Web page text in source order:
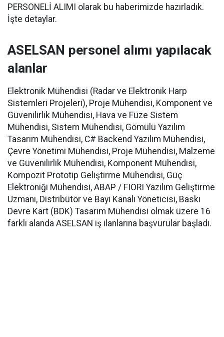
PERSONELİ ALIMI olarak bu haberimizde hazırladık.
İşte detaylar.
ASELSAN personel alımı yapılacak
alanlar
Elektronik Mühendisi (Radar ve Elektronik Harp
Sistemleri Projeleri), Proje Mühendisi, Komponent ve
Güvenilirlik Mühendisi, Hava ve Füze Sistem
Mühendisi, Sistem Mühendisi, Gömülü Yazılım
Tasarım Mühendisi, C# Backend Yazılım Mühendisi,
Çevre Yönetimi Mühendisi, Proje Mühendisi, Malzeme
ve Güvenilirlik Mühendisi, Komponent Mühendisi,
Kompozit Prototip Geliştirme Mühendisi, Güç
Elektroniği Mühendisi, ABAP / FIORI Yazılım Geliştirme
Uzmanı, Distribütör ve Bayi Kanalı Yöneticisi, Baskı
Devre Kart (BDK) Tasarım Mühendisi olmak üzere 16
farklı alanda ASELSAN iş ilanlarına başvurular başladı.